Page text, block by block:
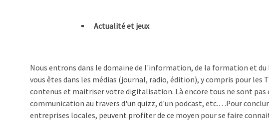
Actualité et jeux
Nous entrons dans le domaine de l'information, de la formation et du
vous êtes dans les médias (journal, radio, édition), y compris pour
contenus et maitriser votre digitalisation. Là encore tous ne sont pas
communication au travers d'un quizz, d'un podcast, etc.…Pour
entreprises locales, peuvent profiter de ce moyen pour se faire